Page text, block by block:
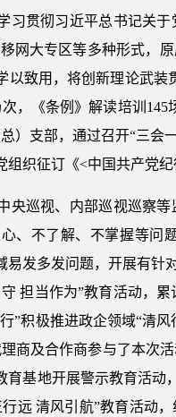
习贯彻习近平总书记关
网大专区等多种形式，
以致用，将创新理论武
，《条例》解读培训
）支部，通过召开“三
织征订《<中国共产党
央巡视、内部巡视巡察
、不了解、不掌握等
发多发问题，开展有针
担当作为”教育活动，
”积极推进政企领域“清
商及合作商参与了本次
基地开展警示教育活
远 清风引航”教育活动